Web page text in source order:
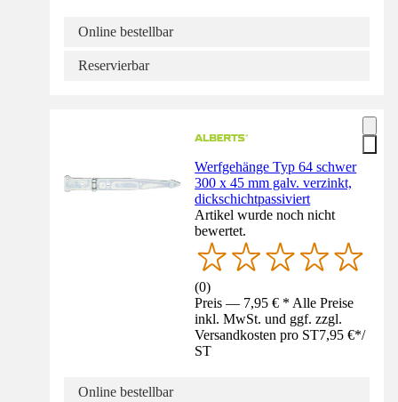
Online bestellbar
Reservierbar
Werfgehänge Typ 64 schwer
300 x 45 mm galv. verzinkt,
dickschichtpassiviert
Artikel wurde noch nicht
bewertet.
(0)
Preis — 7,95 € * Alle Preise
inkl. MwSt. und ggf. zzgl.
Versandkosten pro ST7,95 €*/
ST
Online bestellbar